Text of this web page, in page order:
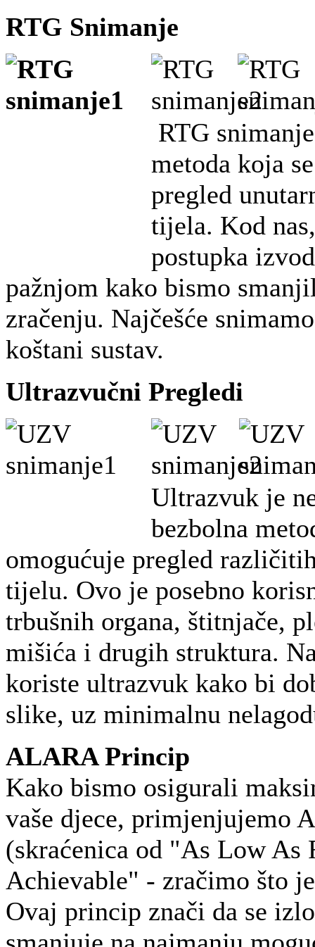
RTG Snimanje
RTG
metoda koja
pregled
tijela. Kod
postupka
pažnjom kako bismo
zračenju. Najčešće
koštani sustav.
Ultrazvučni Pregledi
Ultrazvuk je
bezbolna
omogućuje pregled
tijelu. Ovo je posebno
trbušnih organa, štitnjače,
mišića i drugih struktura.
koriste ultrazvuk kako bi
slike, uz minimalnu
ALARA Princip
Kako bismo osigurali
vaše djece, primjenjujemo
(skraćenica od "As Low As
Achievable" - zračimo što
Ovaj princip znači da se